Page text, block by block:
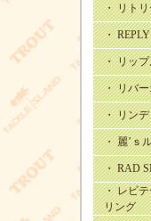
・ リト
・ REPLY
・ リッ
・ リバ
・ リン
・ 麗’ｓ
・ RAD
・ レビ
リング